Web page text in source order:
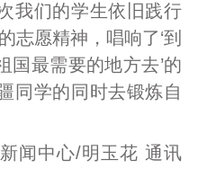
我们的学生依旧践行
志愿精神，唱响了‘到
国最需要的地方去’的
同学的同时去锻炼自
中心/明玉花 通讯